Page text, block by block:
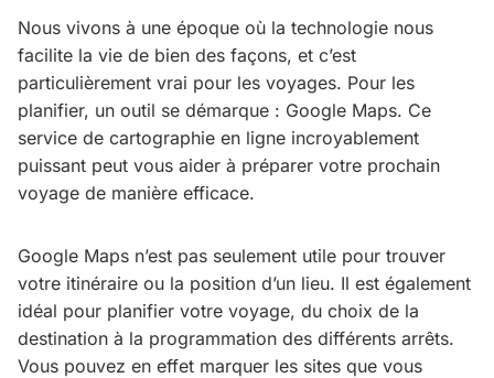
Nous vivons à une époque où la technologie nous
facilite la vie de bien des façons, et c’est
particulièrement vrai pour les voyages. Pour les
planifier, un outil se démarque : Google Maps. Ce
service de cartographie en ligne incroyablement
puissant peut vous aider à préparer votre prochain
voyage de manière efficace.
Google Maps n’est pas seulement utile pour trouver
votre itinéraire ou la position d’un lieu. Il est également
idéal pour planifier votre voyage, du choix de la
destination à la programmation des différents arrêts.
Vous pouvez en effet marquer les sites que vous